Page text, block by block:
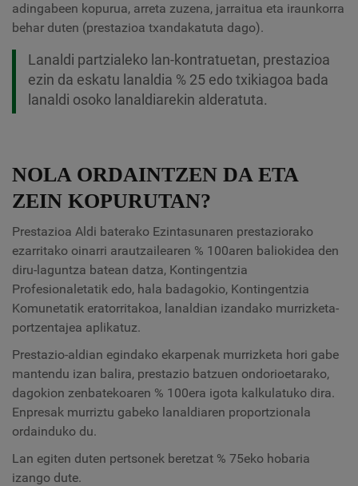
adingabeen kopurua, arreta zuzena, jarraitua eta iraunkorra
behar duten (prestazioa txandakatuta dago).
Lanaldi partzialeko lan-kontratuetan, prestazioa
ezin da eskatu lanaldia % 25 edo txikiagoa bada
lanaldi osoko lanaldiarekin alderatuta.
NOLA ORDAINTZEN DA ETA
ZEIN KOPURUTAN?
Prestazioa Aldi baterako Ezintasunaren prestaziorako
ezarritako oinarri arautzailearen % 100aren baliokidea den
diru-laguntza batean datza, Kontingentzia
Profesionaletatik edo, hala badagokio, Kontingentzia
Komunetatik eratorritakoa, lanaldian izandako murrizketa-
portzentajea aplikatuz.
Prestazio-aldian egindako ekarpenak murrizketa hori gabe
mantendu izan balira, prestazio batzuen ondorioetarako,
dagokion zenbatekoaren % 100era igota kalkulatuko dira.
Enpresak murriztu gabeko lanaldiaren proportzionala
ordainduko du.
Lan egiten duten pertsonek beretzat % 75eko hobaria
izango dute.